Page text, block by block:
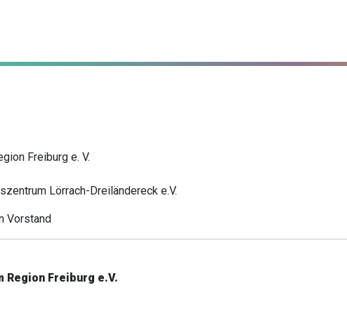
Freiburg e. V.
Lörrach-Dreiländereck e.V.
Vorstand
Freiburg e.V.